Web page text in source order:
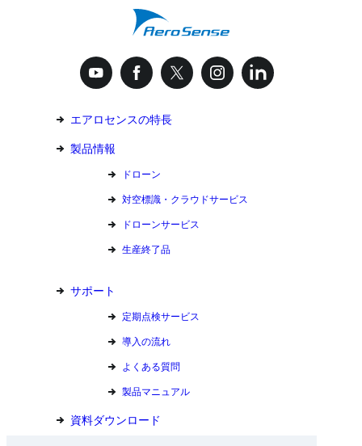
エアロセンスの特長
製品情報
ドローン
対空標識・クラウドサービス
ドローンサービス
生産終了品
サポート
定期点検サービス
導入の流れ
よくある質問
製品マニュアル
資料ダウンロード